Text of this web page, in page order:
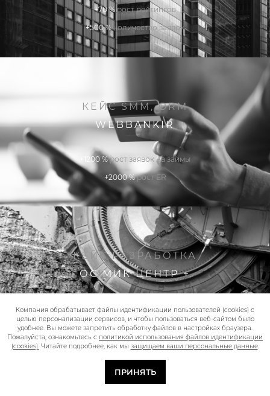
Компания обрабатывает файлы идентификации пользователей (cookies) с
целью персонализации сервисов, и чтобы пользоваться веб-сайтом было
удобнее. Вы можете запретить обработку файлов в настройках браузера.
Пожалуйста, ознакомьтесь с политикой использования файлов идентификации
(cookies).Читайте подробнее, как мы защищаем ваши персональные данные.
ПРИНЯТЬ
+70 % рост рейтингов
+500 %количество заявок
КЕЙС SMM, ORM
WEBBANKIR
+1200 %рост заявок на займы
+2000 %рост ER
КЕЙС РАЗРАБОТКА
ОС МИК ЦЕНТР +
+100 %рост трафика
+1500 %рост конверсии